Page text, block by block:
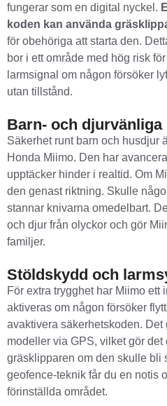
fungerar som en digital nyckel.
koden kan använda
för obehöriga att starta den.
bor i ett område med hög risk
larmsignal om någon försöker
utan tillstånd.
Barn- och djurvänliga
Säkerhet runt barn och husdjur
Honda Miimo. Den har
upptäcker hinder i realtid. Om
den genast riktning. Skulle
stannar knivarna omedelbart.
och djur från olyckor och gör
familjer.
Stöldskydd och
För extra trygghet har Miimo ett
aktiveras om någon försöker
avaktivera säkerhetskoden. Det
modeller via GPS, vilket gör det
gräsklipparen om den skulle bli
geofence-teknik får du en notis
förinställda området.